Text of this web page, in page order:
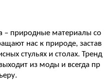
– природные материалы со
нас к природе, застав
стульях и столах. Тренд
из моды и всегда пр